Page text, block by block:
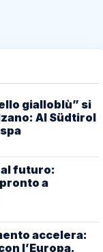
gialloblù” si
Al Südtirol
futuro:
a
accelera:
l’Europa.